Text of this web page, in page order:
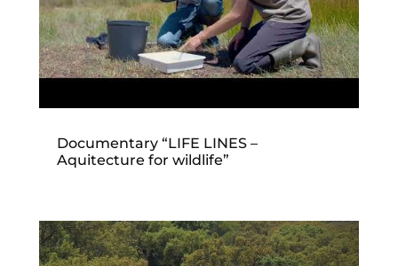
Documentary “LIFE LINES –
Aquitecture for wildlife”